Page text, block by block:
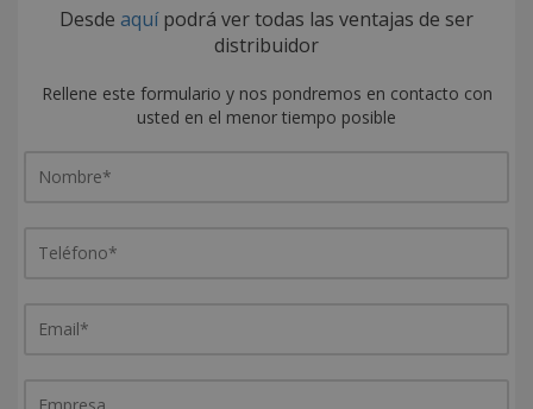
Desde aquípodrá ver todas las ventajas de ser
distribuidor
Rellene este formulario y nos pondremos en contacto con
usted en el menor tiempo posible